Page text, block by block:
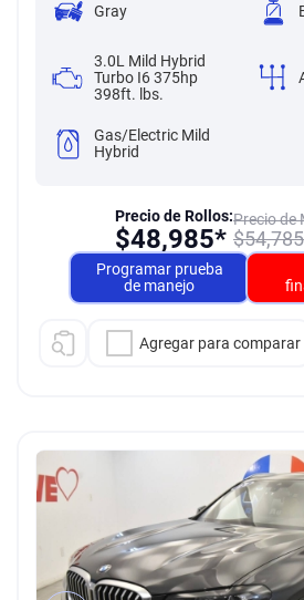
Gray
3.0L Mild Hybrid
Turbo I6 375hp
398ft. lbs.
Gas/Electric Mild
Hybrid
Precio de
$54,785
Precio de Rollos:
$48,985*
Programar prueba
de manejo
Agregar para comparar